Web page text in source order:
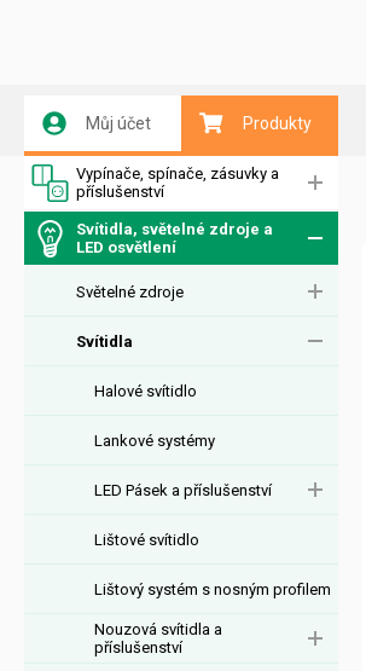
Můj účet Produkty
Vypínače, spínače, zásuvky a
příslušenství
Svítidla, světelné zdroje a
LED osvětlení
Světelné zdroje
Svítidla
Halové svítidlo
Lankové systémy
LED Pásek a příslušenství
Lištové svítidlo
Lištový systém s nosným profilem
Nouzová svítidla a
příslušenství